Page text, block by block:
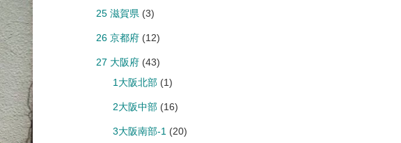
25 滋賀県 (3)
26 京都府(12)
27 大阪府(43)
1大阪北部(1)
2大阪中部(16)
3大阪南部-1 (20)